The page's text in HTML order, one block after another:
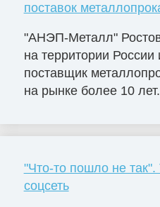
поставок
"АНЭП-Металл"
на территории
поставщик
на рынке более 10
"Что-то пошло не так".
соцсеть